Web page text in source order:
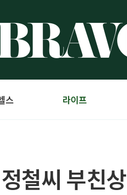
스 라이프
철씨 부친상